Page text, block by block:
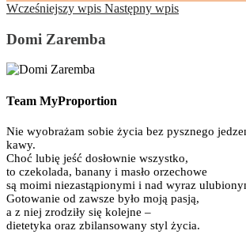
Wcześniejszy wpis Następny wpis
Domi Zaremba
Team MyProportion
Nie wyobrażam sobie życia bez pysznego
kawy.
Choć lubię jeść dosłownie wszystko,
to czekolada, banany i masło orzechowe
są moimi niezastąpionymi i nad wyraz
Gotowanie od zawsze było moją pasją,
a z niej zrodziły się kolejne –
dietetyka oraz zbilansowany styl życia.